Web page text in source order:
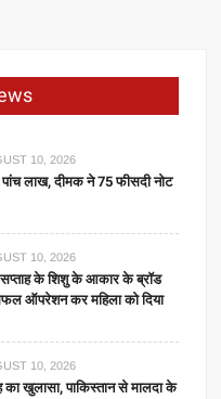
10, 2026
लाख, दीमक ने 75 फीसदी नोट
10, 2026
सप्ताह के शिशु के आकार के ब्रॉड
ऑपरेशन कर महिला को दिया
10, 2026
का खुलासा, पाकिस्तान से मालदा के